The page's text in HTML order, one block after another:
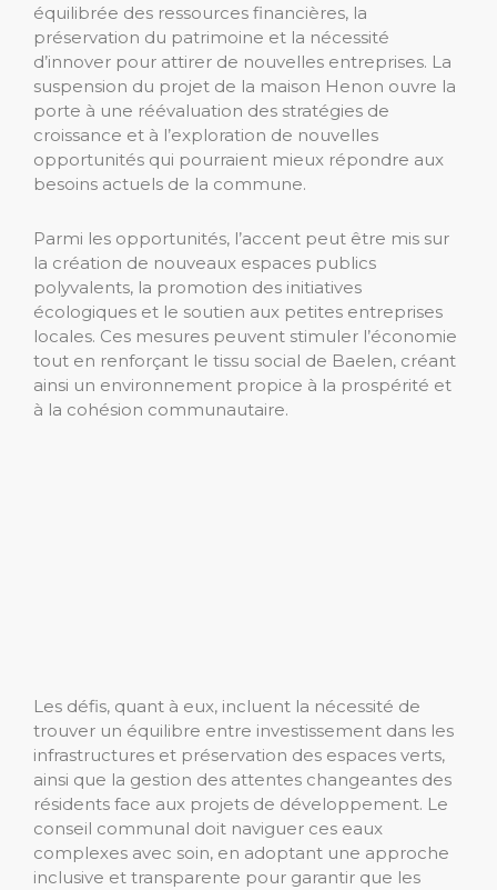
équilibrée des ressources financières, la
préservation du patrimoine et la nécessité
d’innover pour attirer de nouvelles entreprises. La
suspension du projet de la maison Henon ouvre la
porte à une réévaluation des stratégies de
croissance et à l’exploration de nouvelles
opportunités qui pourraient mieux répondre aux
besoins actuels de la commune.
Parmi les opportunités, l’accent peut être mis sur
la création de nouveaux espaces publics
polyvalents, la promotion des initiatives
écologiques et le soutien aux petites entreprises
locales. Ces mesures peuvent stimuler l’économie
tout en renforçant le tissu social de Baelen, créant
ainsi un environnement propice à la prospérité et
à la cohésion communautaire.
Les défis, quant à eux, incluent la nécessité de
trouver un équilibre entre investissement dans les
infrastructures et préservation des espaces verts,
ainsi que la gestion des attentes changeantes des
résidents face aux projets de développement. Le
conseil communal doit naviguer ces eaux
complexes avec soin, en adoptant une approche
inclusive et transparente pour garantir que les